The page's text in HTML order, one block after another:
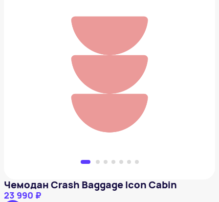
Чемодан Crash Baggage Icon Cabin
23 990 ₽
Чемодан Crash Baggage Icon Cabin
23 990 ₽